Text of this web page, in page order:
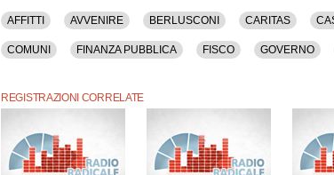
AFFITTI AVVENIRE BERLUSCONI CARITAS
COMUNI FINANZA PUBBLICA FISCO GOVERNO
REGISTRAZIONI CORRELATE